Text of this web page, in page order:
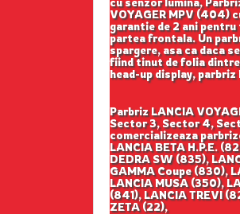
VOYAGER MPV (404)
garantie de 2 ani
partea frontala. Un
spargere, asa ca daca
fiind tinut de folia dintre
head-up display,
Parbriz LANCIA
Sector 3, Sector 4,
comercializeaza
LANCIA BETA H.P.E.
DEDRA SW (835),
GAMMA Coupe (830),
LANCIA MUSA (350),
(841), LANCIA TREVI
ZETA (22),